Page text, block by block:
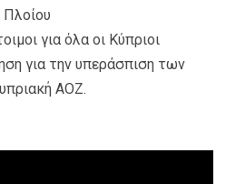
για όλα οι Κύπριοι
για την υπεράσπιση των
ΑΟΖ.